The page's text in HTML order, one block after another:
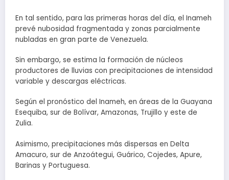
En tal sentido, para las primeras horas del día, el Inameh
prevé nubosidad fragmentada y zonas parcialmente
nubladas en gran parte de Venezuela.
Sin embargo, se estima la formación de núcleos
productores de lluvias con precipitaciones de intensidad
variable y descargas eléctricas.
Según el pronóstico del Inameh, en áreas de la Guayana
Esequiba, sur de Bolívar, Amazonas, Trujillo y este de
Zulia.
Asimismo, precipitaciones más dispersas en Delta
Amacuro, sur de Anzoátegui, Guárico, Cojedes, Apure,
Barinas y Portuguesa.